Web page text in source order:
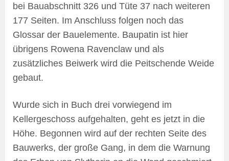
bei Bauabschnitt 326 und Tüte 37 nach weiteren
177 Seiten. Im Anschluss folgen noch das
Glossar der Bauelemente. Baupatin ist hier
übrigens Rowena Ravenclaw und als
zusätzliches Beiwerk wird die Peitschende Weide
gebaut.
Wurde sich in Buch drei vorwiegend im
Kellergeschoss aufgehalten, geht es jetzt in die
Höhe. Begonnen wird auf der rechten Seite des
Bauwerks, der große Gang, in dem die Warnung